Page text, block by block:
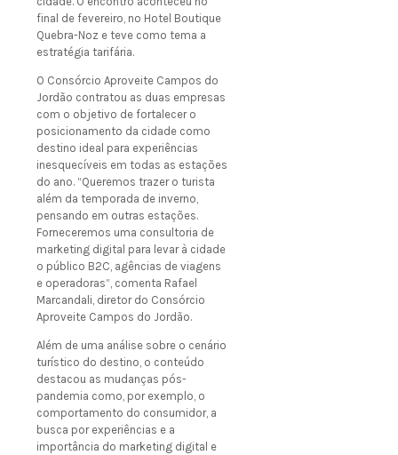
final de fevereiro, no Hotel Boutique
Quebra-Noz e teve como tema a
estratégia tarifária.
O Consórcio Aproveite Campos do
Jordão contratou as duas empresas
com o objetivo de fortalecer o
posicionamento da cidade como
destino ideal para experiências
inesquecíveis em todas as estações
do ano. “Queremos trazer o turista
além da temporada de inverno,
pensando em outras estações.
Forneceremos uma consultoria de
marketing digital para levar à cidade
o público B2C, agências de viagens
e operadoras”, comenta Rafael
Marcandali, diretor do Consórcio
Aproveite Campos do Jordão.
Além de uma análise sobre o cenário
turístico do destino, o conteúdo
destacou as mudanças pós-
pandemia como, por exemplo, o
comportamento do consumidor, a
busca por experiências e a
importância do marketing digital e